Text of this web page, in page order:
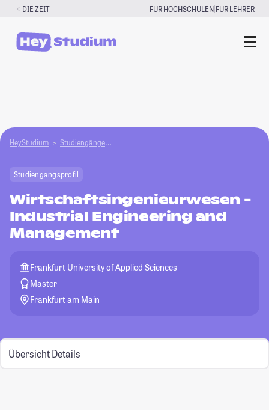
Zum
springen
DIE ZEIT FÜR HOCHSCHULEN|FÜR LEHRER
HeyStudium Studiengänge Wirtschaftsingenieurwesen - Industrial
Studiengangsprofil
Wirtschaftsingenieurwesen -
Industrial Engineering and
Management
Frankfurt University of Applied Sciences
Master
Frankfurt am Main
Übersicht Details